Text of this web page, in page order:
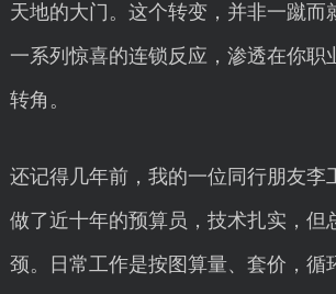
天地的大门。这个转变，并非一蹴而
一系列惊喜的连锁反应，渗透在你职
转角。
还记得几年前，我的一位同行朋友李
做了近十年的预算员，技术扎实，但
颈。日常工作是按图算量、套价，循